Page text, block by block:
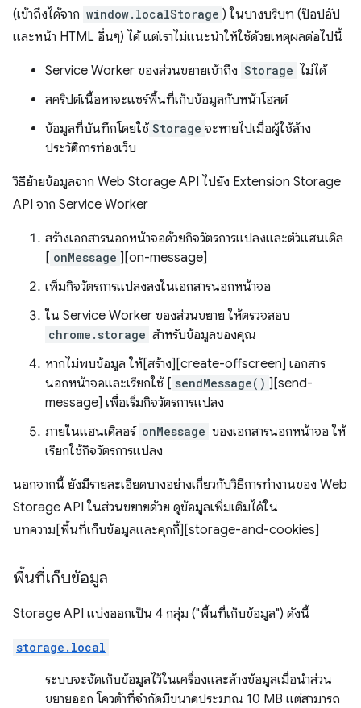
(เข้าถึงได้จาก window.localStorage ) ในบางบริบท (ป๊อปอัป
และหน้า HTML อื่นๆ) ได้ แต่เราไม่แนะนำให้ใช้ด้วยเหตุผลต่อไปนี้
Service Worker ของส่วนขยายเข้าถึง Storage ไม่ได้
สคริปต์เนื้อหาจะแชร์พื้นที่เก็บข้อมูลกับหน้าโฮสต์
ข้อมูลที่บันทึกโดยใช้ Storage จะหายไปเมื่อผู้ใช้ล้าง
ประวัติการท่องเว็บ
วิธีย้ายข้อมูลจาก Web Storage API ไปยัง Extension Storage
API จาก Service Worker
สร้างเอกสารนอกหน้าจอด้วยกิจวัตรการแปลงและตัวแฮนเดิล
[ onMessage ][on-message]
เพิ่มกิจวัตรการแปลงลงในเอกสารนอกหน้าจอ
ใน Service Worker ของส่วนขยาย ให้ตรวจสอบ
chrome.storage สำหรับข้อมูลของคุณ
หากไม่พบข้อมูล ให้[สร้าง][create-offscreen] เอกสาร
นอกหน้าจอและเรียกใช้ [ sendMessage() ][send-
message] เพื่อเริ่มกิจวัตรการแปลง
ภายในแฮนเดิลอร์ onMessage ของเอกสารนอกหน้าจอ ให้
เรียกใช้กิจวัตรการแปลง
นอกจากนี้ ยังมีรายละเอียดบางอย่างเกี่ยวกับวิธีการทำงานของ Web
Storage API ในส่วนขยายด้วย ดูข้อมูลเพิ่มเติมได้ใน
บทความ[พื้นที่เก็บข้อมูลและคุกกี้][storage-and-cookies]
พื้นที่เก็บข้อมูล
Storage API แบ่งออกเป็น 4 กลุ่ม ("พื้นที่เก็บข้อมูล") ดังนี้
storage.local
ระบบจะจัดเก็บข้อมูลไว้ในเครื่องและล้างข้อมูลเมื่อนำส่วน
ขยายออก โควต้าที่จำกัดมีขนาดประมาณ 10 MB แต่สามารถ